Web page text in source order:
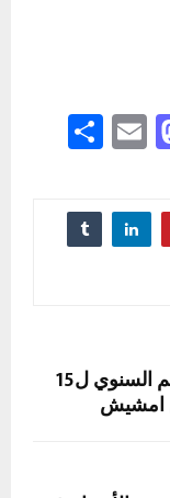
M
st
o
E
ail
ar
e
أكثر من 150 ألف زائر أحيوا الموسم السنوي ل15
امشيش